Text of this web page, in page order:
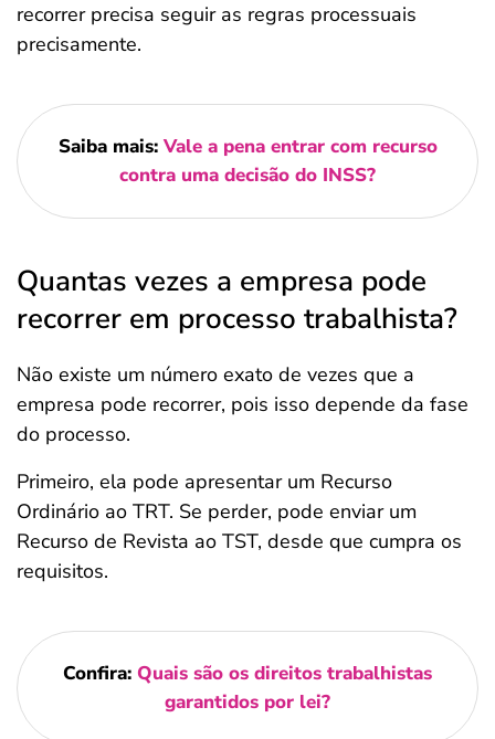
recorrer precisa seguir as regras processuais
precisamente.
Saiba mais: Vale a pena entrar com recurso
contra uma decisão do INSS?
Quantas vezes a empresa pode
recorrer em processo trabalhista?
Não existe um número exato de vezes que a
empresa pode recorrer, pois isso depende da fase
do processo.
Primeiro, ela pode apresentar um Recurso
Ordinário ao TRT. Se perder, pode enviar um
Recurso de Revista ao TST, desde que cumpra os
requisitos.
Confira: Quais são os direitos trabalhistas
garantidos por lei?